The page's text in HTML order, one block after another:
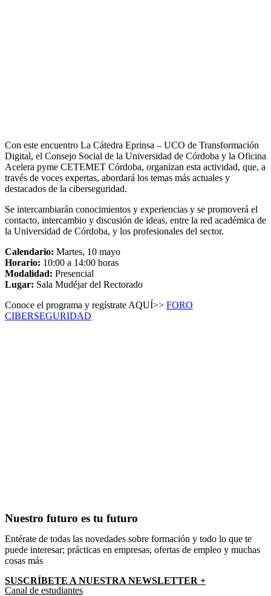
Con este encuentro La Cátedra Eprinsa – UCO de Transformación
Digital, el Consejo Social de la Universidad de Córdoba y la Oficina
Acelera pyme CETEMET Córdoba, organizan esta actividad, que, a
través de voces expertas, abordará los temas más actuales y
destacados de la ciberseguridad.
Se intercambiarán conocimientos y experiencias y se promoverá el
contacto, intercambio y discusión de ideas, entre la red académica de
la Universidad de Córdoba, y los profesionales del sector.
Calendario: Martes, 10 mayo
Horario: 10:00 a 14:00 horas
Modalidad: Presencial
Lugar: Sala Mudéjar del Rectorado
Conoce el programa y regístrate AQUÍ>> FORO
CIBERSEGURIDAD
Nuestro futuro es tu futuro
Entérate de todas las novedades sobre formación y todo lo que te
puede interesar; prácticas en empresas, ofertas de empleo y muchas
cosas más
SUSCRÍBETE A NUESTRA NEWSLETTER +​
Canal de estudiantes